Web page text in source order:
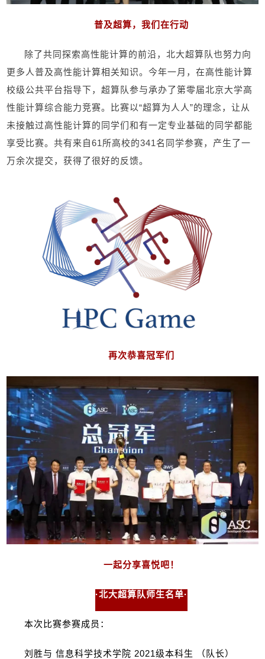
普及超算，我们在行动
除了共同探索高性能计算的前沿，北大超算队也努力向
更多人普及高性能计算相关知识。今年一月，在高性能计算
校级公共平台指导下，超算队参与承办了第零届北京大学高
性能计算综合能力竞赛。比赛以“超算为人人”的理念，让从
未接触过高性能计算的同学们和有一定专业基础的同学都能
享受比赛。共有来自61所高校的341名同学参赛，产生了一
万余次提交，获得了很好的反馈。
再次恭喜冠军们
一起分享喜悦吧！
·北大超算队师生名单·
本次比赛参赛成员：
刘胜与 信息科学技术学院 2021级本科生 （队长）